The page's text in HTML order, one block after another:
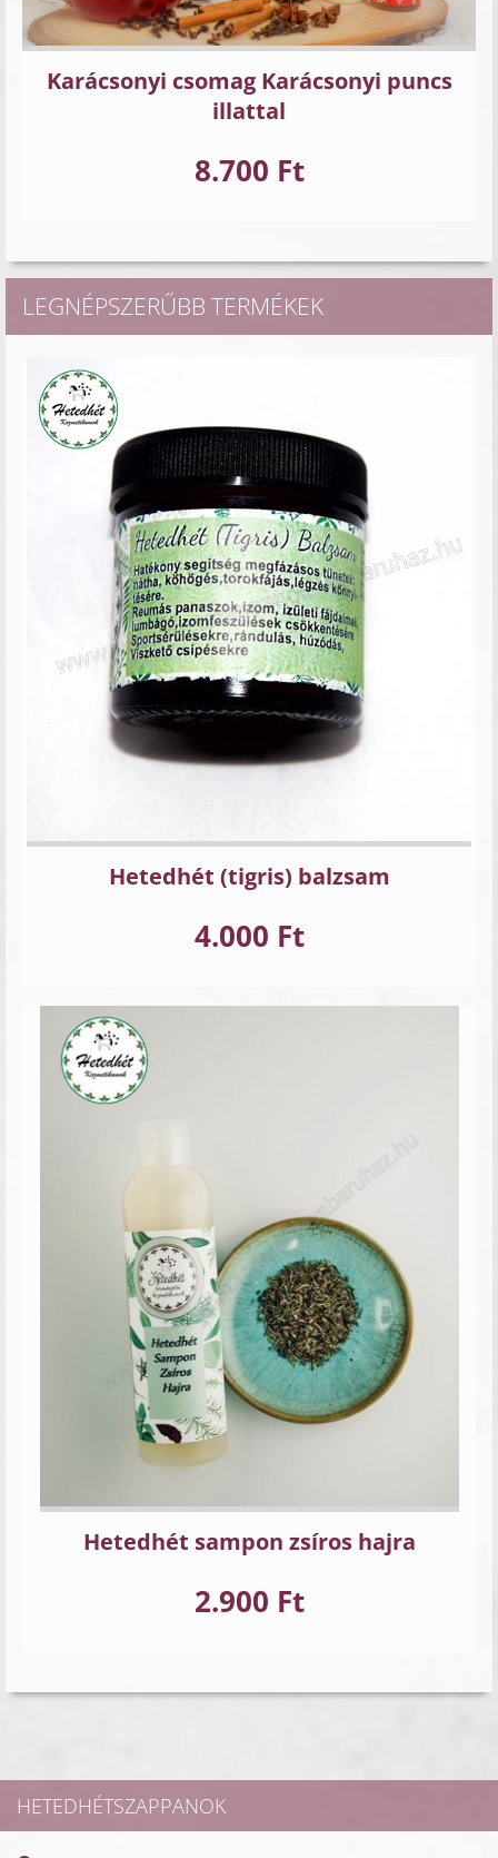
Karácsonyi csomag Karácsonyi puncs
illattal
8.700 Ft
LEGNÉPSZERŰBB TERMÉKEK
Hetedhét (tigris) balzsam
4.000 Ft
Hetedhét sampon zsíros hajra
2.900 Ft
HETEDHÉTSZAPPANOK